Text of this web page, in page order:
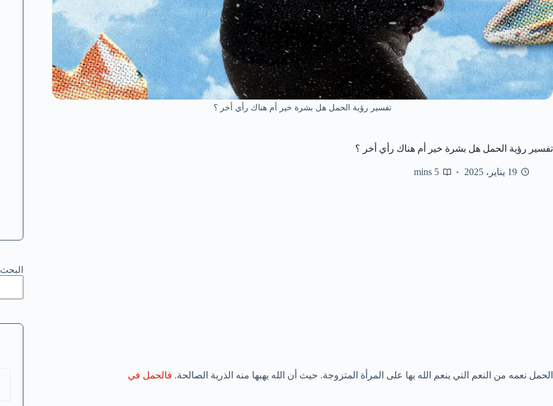
تفسير رؤية الحمل هل بشرة خير أم هناك رأي أخر ؟
تفسير رؤية الحمل هل بشرة خير أم هناك رأي أخر ؟
19 يناير، 2025 5 mins
الحمل نعمه من النعم التي ينعم الله يها على المرأة المتزوجة. حيث أن الله يهبها منه الذرية الصالحة. فالحمل في
البحث